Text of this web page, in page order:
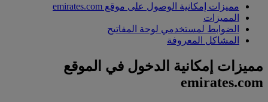
مميزات إمكانية الوصول على موقع emirates.com
المميزات
الضوابط لمستخدمي لوحة المفاتيح
المشاكل المعروفة
مميزات إمكانية الدخول في الموقع
emirates.com